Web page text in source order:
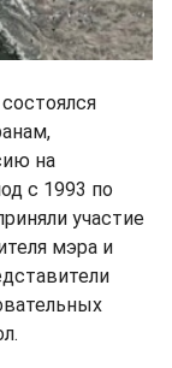
на
с 1993 по
участие
мэра и